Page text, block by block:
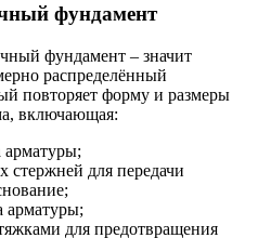
фундамент
фундамент – значит
распределённый
повторяет форму и размеры
включающая:
арматуры;
стержней для передачи
арматуры;
для предотвращения